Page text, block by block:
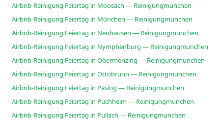
Airbnb-Reinigung Feiertag in Moosach — Reinigungmunchen
Airbnb-Reinigung Feiertag in München — Reinigungmunchen
Airbnb-Reinigung Feiertag in Neuhausen — Reinigungmunchen
Airbnb-Reinigung Feiertag in Nymphenburg — Reinigungmunchen
Airbnb-Reinigung Feiertag in Obermenzing — Reinigungmunchen
Airbnb-Reinigung Feiertag in Ottobrunn — Reinigungmunchen
Airbnb-Reinigung Feiertag in Pasing — Reinigungmunchen
Airbnb-Reinigung Feiertag in Puchheim — Reinigungmunchen
Airbnb-Reinigung Feiertag in Pullach — Reinigungmunchen